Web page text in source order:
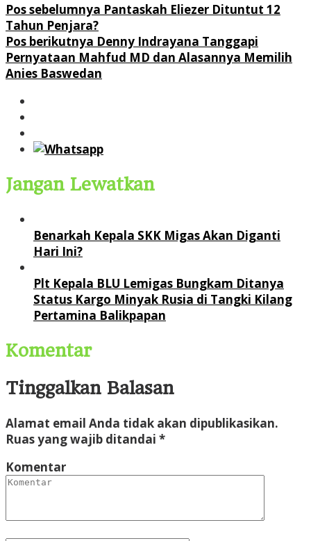
Navigasi
pos
Pos sebelumnya Pantaskah Eliezer Dituntut 12
Tahun Penjara?
Pos berikutnya Denny Indrayana Tanggapi
Pernyataan Mahfud MD dan Alasannya Memilih
Anies Baswedan
Jangan Lewatkan
Benarkah Kepala SKK Migas Akan Diganti
Hari Ini?
Plt Kepala BLU Lemigas Bungkam Ditanya
Status Kargo Minyak Rusia di Tangki Kilang
Pertamina Balikpapan
Komentar
Tinggalkan Balasan
Alamat email Anda tidak akan dipublikasikan.
Ruas yang wajib ditandai *
Komentar